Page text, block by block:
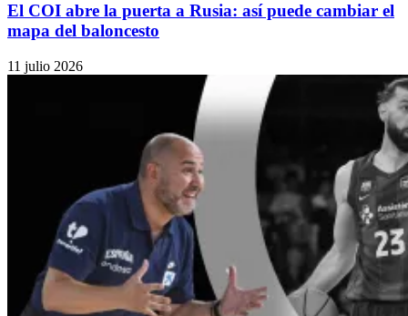
El COI abre la puerta a Rusia: así puede cambiar el
mapa del baloncesto
11 julio 2026